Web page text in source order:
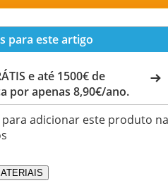
para este artigo
e até 1500€ de
por apenas 8,90€/ano.
adicionar este produto na